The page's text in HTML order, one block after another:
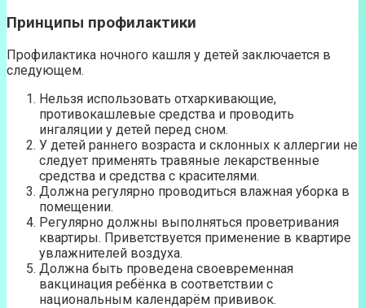
Принципы профилактики
Профилактика ночного кашля у детей заключается в
следующем.
Нельзя использовать отхаркивающие,
противокашлевые средства и проводить
ингаляции у детей перед сном.
У детей раннего возраста и склонных к аллергии не
следует применять травяные лекарственные
средства и средства с красителями.
Должна регулярно проводиться влажная уборка в
помещении.
Регулярно должны выполняться проветривания
квартиры. Приветствуется применение в квартире
увлажнителей воздуха.
Должна быть проведена своевременная
вакцинация ребёнка в соответствии с
национальным календарём прививок.